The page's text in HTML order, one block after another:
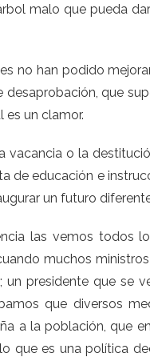
malo que pueda
no han podido
que
un clamor.
vacancia o la
de educación e
un futuro
las vemos todos
muchos
presidente que se
que diversos
a la población, que
que es una política